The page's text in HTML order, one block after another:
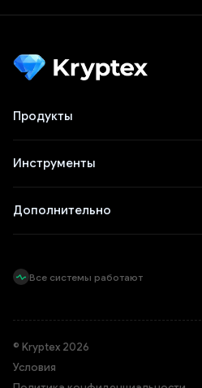
Продукты
Инструменты
Дополнительно
Все системы работают
© Kryptex 2026
Условия